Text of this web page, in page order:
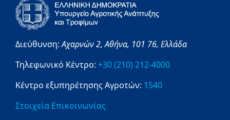
Διεύθυνση:Αχαρνών 2,Αθήνα, 101 76, Ελλάδα
Τηλεφωνικό Κέντρο: +30 (210) 212-4000
Κέντρο εξυπηρέτησης Αγροτών: 1540
Στοιχεία Επικοινωνίας